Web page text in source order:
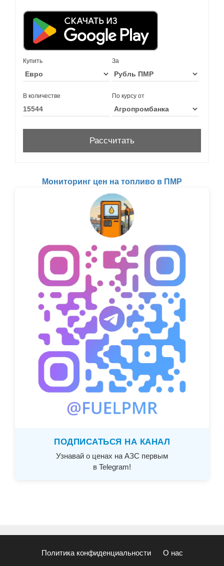
Купить За
В количестве По курсу от
Мониторинг цен на топливо в ПМР
ПОДПИСАТЬСЯ НА КАНАЛ
Узнавай о ценах на АЗС первым
в Telegram!
Политика конфиденциальности О нас